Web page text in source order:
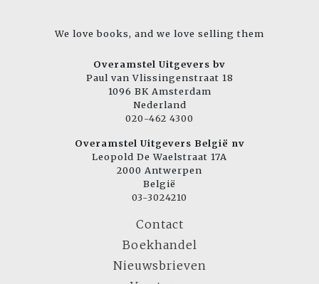
We love books, and we love selling them
Overamstel Uitgevers bv
Paul van Vlissingenstraat 18
1096 BK Amsterdam
Nederland
020-462 4300
Overamstel Uitgevers België nv
Leopold De Waelstraat 17A
2000 Antwerpen
België
03-3024210
Contact
Boekhandel
Nieuwsbrieven